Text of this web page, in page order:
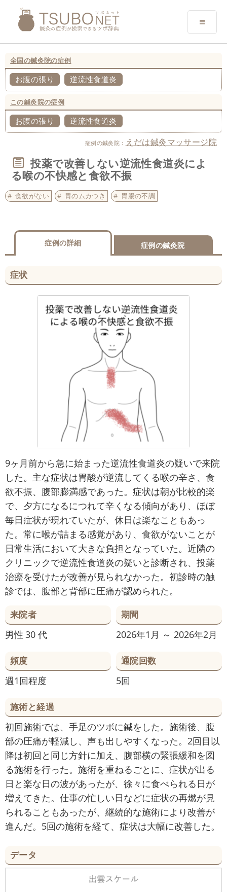
全国の鍼灸院の症例
お腹の張り 逆流性食道炎
この鍼灸院の症例
お腹の張り 逆流性食道炎
症例の鍼灸院： えだは鍼灸マッサージ院
投薬で改善しない逆流性食道炎によ
る喉の不快感と食欲不振
食欲がない 胃のムカつき 胃腸の不調
症例の詳細 症例の鍼灸院
症状
9ヶ月前から急に始まった逆流性食道炎の疑いで来院
した。主な症状は胃酸が逆流してくる喉の辛さ、食
欲不振、腹部膨満感であった。症状は朝が比較的楽
で、夕方になるにつれて辛くなる傾向があり、ほぼ
毎日症状が現れていたが、休日は楽なこともあっ
た。常に喉が詰まる感覚があり、食欲がないことが
日常生活において大きな負担となっていた。近隣の
クリニックで逆流性食道炎の疑いと診断され、投薬
治療を受けたが改善が見られなかった。初診時の触
診では、腹部と背部に圧痛が認められた。
来院者
男性 30 代
期間
2026年1月 ～ 2026年2月
頻度
週1回程度
通院回数
5回
施術と経過
初回施術では、手足のツボに鍼をした。施術後、腹
部の圧痛が軽減し、声も出しやすくなった。2回目以
降は初回と同じ方針に加え、腹部横の緊張緩和を図
る施術を行った。施術を重ねるごとに、症状が出る
日と楽な日の波があったが、徐々に食べられる日が
増えてきた。仕事の忙しい日などに症状の再燃が見
られることもあったが、継続的な施術により改善が
進んだ。5回の施術を経て、症状は大幅に改善した。
データ